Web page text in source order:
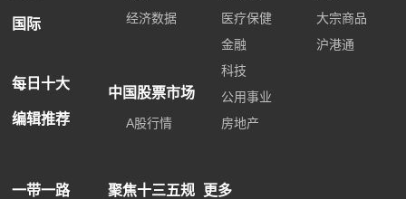
国际
每日十大
编辑推荐
经济数据
中国股票市场
A股行情
医疗保健
金融
科技
公用事业
房地产
大宗商品
沪港通
一带一路
聚焦十三五规
更多